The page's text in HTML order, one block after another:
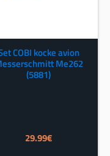
COBI kocke avion
Me262
(5881)
29.99€